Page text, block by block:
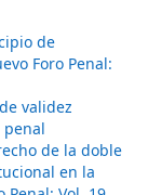
de
Foro Penal:
validez
penal
de la doble
en la